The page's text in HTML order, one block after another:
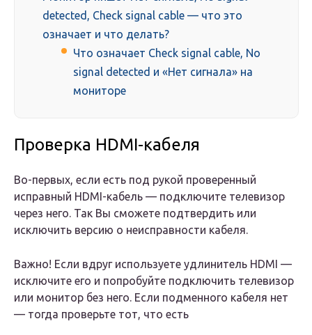
detected, Check signal cable — что это
означает и что делать?
Что означает Check signal cable, No
signal detected и «Нет сигнала» на
мониторе
Проверка HDMI-кабеля
Во-первых, если есть под рукой проверенный
исправный HDMI-кабель — подключите телевизор
через него. Так Вы сможете подтвердить или
исключить версию о неисправности кабеля.
Важно! Если вдруг используете удлинитель HDMI —
исключите его и попробуйте подключить телевизор
или монитор без него. Если подменного кабеля нет
— тогда проверьте тот, что есть